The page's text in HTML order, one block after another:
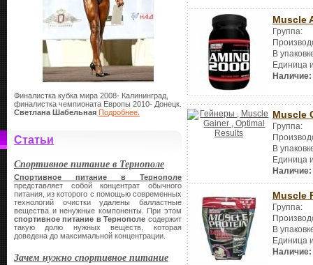
Финалистка кубка мира 2008- Калининград,
финалистка чемпионата Европы 2010- Донецк.
Светлана Шабельная Подробнее.
Статьи
Спортивное питание в Тернополе
Спортивное питание в Тернополе
представляет собой концентрат обычного
питания, из которого с помощью современных
технологий очистки удалены балластные
вещества и ненужные компоненты. При этом
спортивное питание в Тернополе содержит
такую долю нужных веществ, которая
доведена до максимальной концентрации.
Зачем нужно спортивное питание
Muscle
Группа:
В
Единица
Наличие:
Muscle
Группа:
В
Единица
Наличие:
Muscle
Группа:
В
Единица
Наличие: